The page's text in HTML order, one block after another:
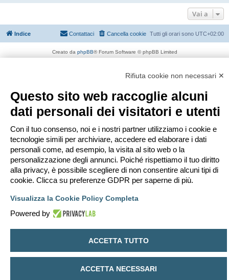
Vai a
Indice Tutti gli orari sono UTC+02:00
Cancella cookie
Contattaci
Creato da phpBB® Forum Software © phpBB Limited
Rifiuta cookie non necessari ✕
Questo sito web raccoglie alcuni
dati personali dei visitatori e utenti
Con il tuo consenso, noi e i nostri partner utilizziamo i cookie e
tecnologie simili per archiviare, accedere ed elaborare i dati
personali come, ad esempio, la visita al sito web o la
personalizzazione degli annunci. Poiché rispettiamo il tuo diritto
alla privacy, è possibile scegliere di non consentire alcuni tipi di
cookie. Clicca su preferenze GDPR per saperne di più.
Visualizza la Cookie Policy Completa
Powered by
ACCETTA TUTTO
ACCETTA NECESSARI